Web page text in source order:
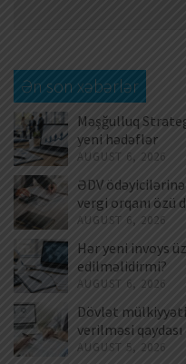
Ən son xəbərlər
Məşğulluq
yeni hədəflər
AUGUST 6, 2026
ƏDV
vergi orqanı özü
AUGUST 6, 2026
Hər yeni invoys
edilməlidirmi?
AUGUST 6, 2026
Dövlət
verilməsi
AUGUST 5, 2026